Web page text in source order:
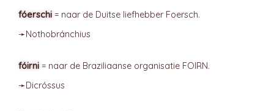
fóerschi = naar de Duitse liefhebber Foersch.
➛Nothobránchius
fóirni = naar de Braziliaanse organisatie FOIRN.
➛Dicróssus